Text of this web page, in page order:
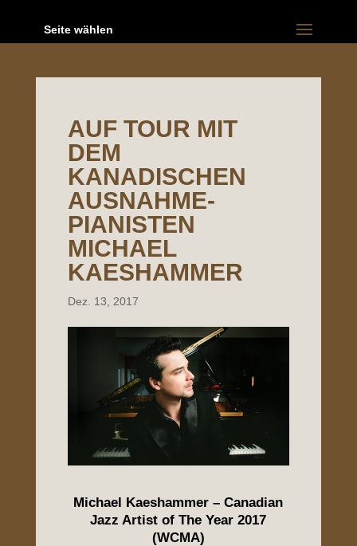
Seite wählen
AUF TOUR MIT
DEM
KANADISCHEN
AUSNAHME-
PIANISTEN
MICHAEL
KAESHAMMER
Dez. 13, 2017
Michael Kaeshammer – Canadian
Jazz Artist of The Year 2017
(WCMA)